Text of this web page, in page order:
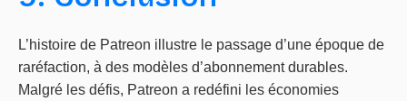
L’histoire de Patreon illustre le passage d’une époque de
raréfaction, à des modèles d’abonnement durables.
Malgré les défis, Patreon a redéfini les économies